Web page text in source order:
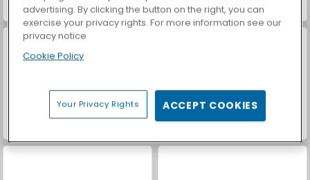
Farm Merge Valley Car Parking City Duel
advertising. By clicking the button on the right, you can
exercise your privacy rights. For more information see our
privacy notice
Cookie Policy
Your Privacy Rights ACCEPT COOKIES